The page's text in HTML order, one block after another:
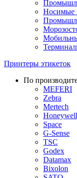
Носимые
Принтеры этикеток
По
MEFERI
Zebra
Mertech
Honeywell
Space
G-Sense
TSC
Godex
Datamax
Bixolon